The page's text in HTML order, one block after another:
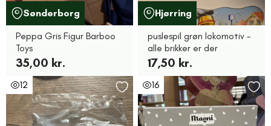
Sønderborg
Peppa Gris Figur Barboo
Toys
35,00 kr.
Hjørring
puslespil grøn lokomotiv -
alle brikker er der
17,50 kr.
12 16